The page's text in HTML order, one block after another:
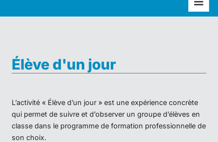
Élève d'un jour
L’activité « Élève d’un jour » est une expérience concrète
qui permet de suivre et d’observer un groupe d’élèves en
classe dans le programme de formation professionnelle de
son choix.